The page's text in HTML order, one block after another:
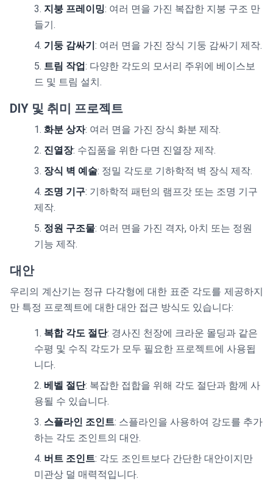
지붕 프레이밍: 여러 면을 가진 복잡한 지붕 구조 만
들기.
기둥 감싸기: 여러 면을 가진 장식 기둥 감싸기 제작.
트림 작업: 다양한 각도의 모서리 주위에 베이스보
드 및 트림 설치.
DIY 및 취미 프로젝트
화분 상자: 여러 면을 가진 장식 화분 제작.
진열장: 수집품을 위한 다면 진열장 제작.
장식 벽 예술: 정밀 각도로 기하학적 벽 장식 제작.
조명 기구: 기하학적 패턴의 램프갓 또는 조명 기구
제작.
정원 구조물: 여러 면을 가진 격자, 아치 또는 정원
기능 제작.
대안
우리의 계산기는 정규 다각형에 대한 표준 각도를 제공하지
만 특정 프로젝트에 대한 대안 접근 방식도 있습니다:
복합 각도 절단: 경사진 천장에 크라운 몰딩과 같은
수평 및 수직 각도가 모두 필요한 프로젝트에 사용됩
니다.
베벨 절단: 복잡한 접합을 위해 각도 절단과 함께 사
용될 수 있습니다.
스플라인 조인트: 스플라인을 사용하여 강도를 추가
하는 각도 조인트의 대안.
버트 조인트: 각도 조인트보다 간단한 대안이지만
미관상 덜 매력적입니다.